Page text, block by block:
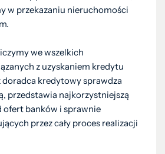
w przekazaniu nieruchomości
we wszelkich
z uzyskaniem kredytu
doradca kredytowy sprawdza
przedstawia najkorzystniejszą
ofert banków i sprawnie
przez cały proces realizacji